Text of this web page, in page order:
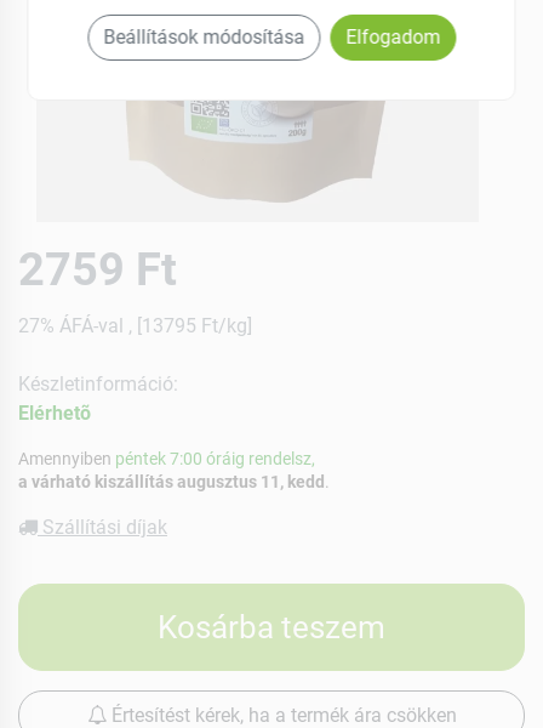
2759 Ft
27% ÁFÁ-val , [13795 Ft/kg]
Készletinformáció:
Elérhetõ
Amennyiben péntek 7:00 óráig rendelsz,
a várható kiszállítás augusztus 11, kedd
Szállítási díjak
Kosárba teszem
Értesítést kérek, ha a termék ára csökken
Beállítások módosítása Elfogadom